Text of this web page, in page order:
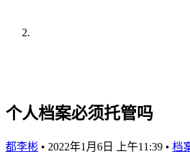
个人档案必须托管吗
都李彬 • 2022年1月6日 上午11:39 • 档